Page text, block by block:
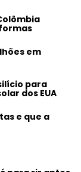
em
para
dos EUA
e que a